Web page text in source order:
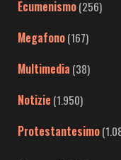
Ecumenismo(256)
Megafono(167)
Multimedia (38)
Notizie (1.950)
Protestantesimo